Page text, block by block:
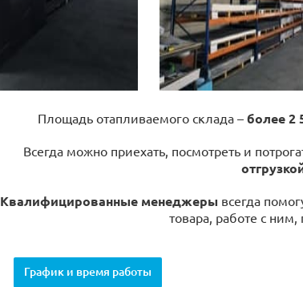
Площадь отапливаемого склада – более 2
Всегда можно приехать, посмотреть и
Квалифицированные менеджеры всегда
товара, работе с
График и время работы